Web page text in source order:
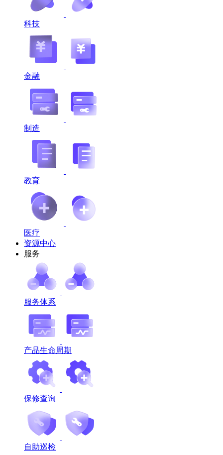
科技
金融
制造
教育
医疗
资源中心
服务
服务体系
产品生命周期
保修查询
自助巡检